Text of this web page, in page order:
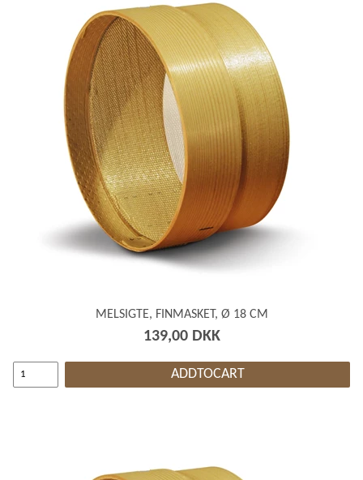
webshopSortOptionPriceDescending
webshopSortOptionWeight
webshopSortOptionWeightDescending
webshopSortOptionNewest
webshopSortOptionOldest
MELSIGTE, FINMASKET, Ø 18 CM
139,00 DKK
ADDTOCART